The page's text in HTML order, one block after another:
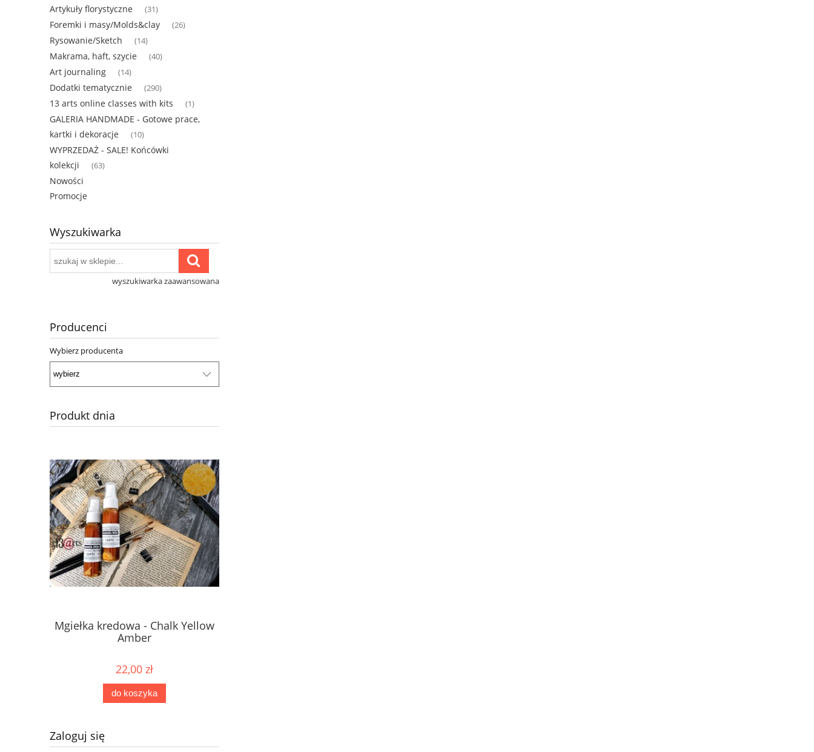
Artykuły florystyczne (31)
Foremki i masy/Molds&clay (26)
Rysowanie/Sketch (14)
Makrama, haft, szycie (40)
Art journaling (14)
Dodatki tematycznie (290)
13 arts online classes with kits (1)
GALERIA HANDMADE - Gotowe prace,
kartki i dekoracje
(10)
WYPRZEDAŻ - SALE! Końcówki
kolekcji
(63)
Nowości
Promocje
Wyszukiwarka
wyszukiwarka zaawansowana
Producenci
Wybierz producenta
Produkt dnia
Mgiełka kredowa - Chalk Yellow
Amber
22,00 zł
do koszyka
Zaloguj się